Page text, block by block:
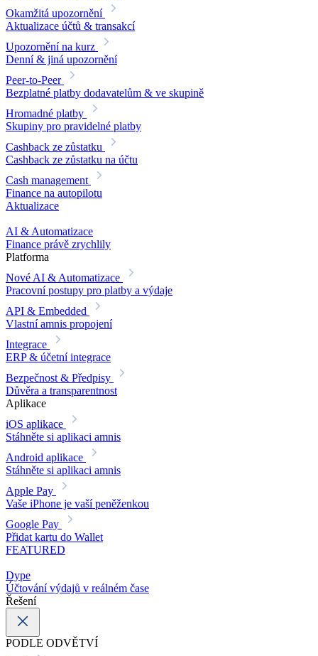
Okamžitá upozornění
Aktualizace účtů & transakcí
Upozornění na kurz
Denní & jiná upozornění
Peer-to-Peer
Bezplatné platby dodavatelům & ve skupině
Hromadné platby
Skupiny pro pravidelné platby
Cashback ze zůstatku
Cashback ze zůstatku na účtu
Cash management
Finance na autopilotu
Aktualizace
AI & Automatizace
Finance právě zrychlily
Platforma
Nové AI & Automatizace
Pracovní postupy pro platby a výdaje
API & Embedded
Vlastní amnis propojení
Integrace
ERP & účetní integrace
Bezpečnost & Předpisy
Důvěra a transparentnost
Aplikace
iOS aplikace
Stáhněte si aplikaci amnis
Android aplikace
Stáhněte si aplikaci amnis
Apple Pay
Vaše iPhone je vaší peněženkou
Google Pay
Přidat kartu do Wallet
FEATURED
Dype
Účtování výdajů v reálném čase
Řešení
PODLE ODVĚTVÍ